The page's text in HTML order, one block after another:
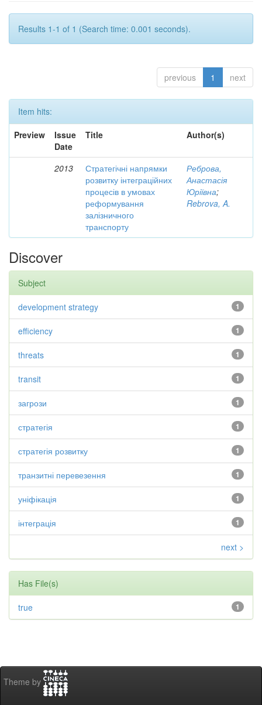
Results 1-1 of 1 (Search time: 0.001 seconds).
previous 1 next
Item hits:
Preview
Issue
Date
Title Author(s)
2013
Стратегічні напрямки
розвитку інтеграційних
процесів в умовах
реформування
залізничного
транспорту
Реброва,
Анастасія
Юріївна;
Rebrova, A.
Discover
Subject
1
development strategy
1
efficiency
1
threats
1
transit
1
загрози
1
стратегія
1
стратегія розвитку
1
транзитні перевезення
1
уніфікація
1
інтеграція
next >
Has File(s)
1
true
Theme by